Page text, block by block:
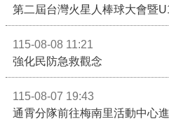
115-08-08 11:21
強化民防急救觀念
115-08-07 19:43
通霄分隊前往梅南里活動中心